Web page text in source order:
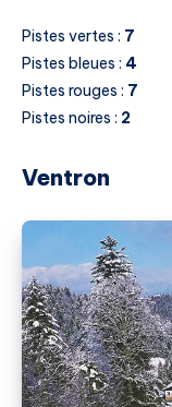
Pistes vertes : 7
Pistes bleues : 4
Pistes rouges : 7
Pistes noires : 2
Ventron